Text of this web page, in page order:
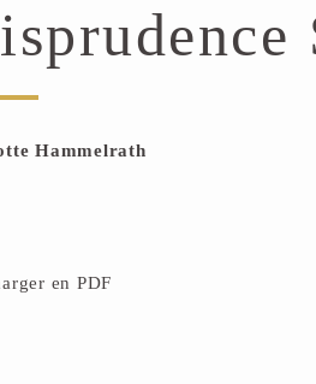
Hammelrath
en PDF